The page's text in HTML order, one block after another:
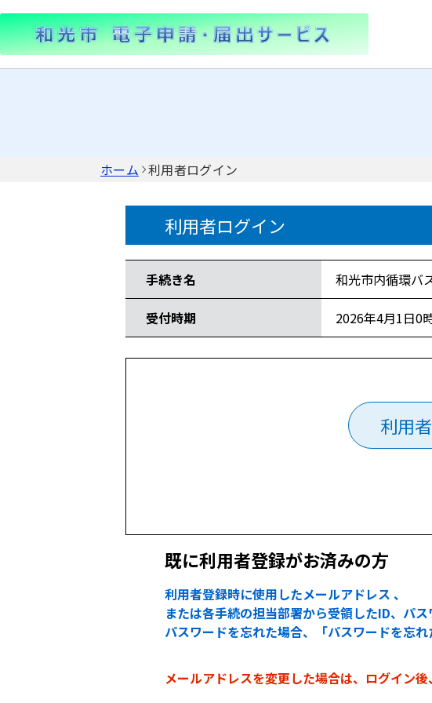
ホーム 利用者ログイン
利用者ログイン
手続き名 和光市内循環バ
受付時期 2026年4月1日0
利用
既に利用者登録がお済みの方
利用者登録時に使用したメールアドレス 、
または各手続の担当部署から受領したID、パス
パスワードを忘れた場合、「パスワードを忘
メールアドレスを変更した場合は、ログイン